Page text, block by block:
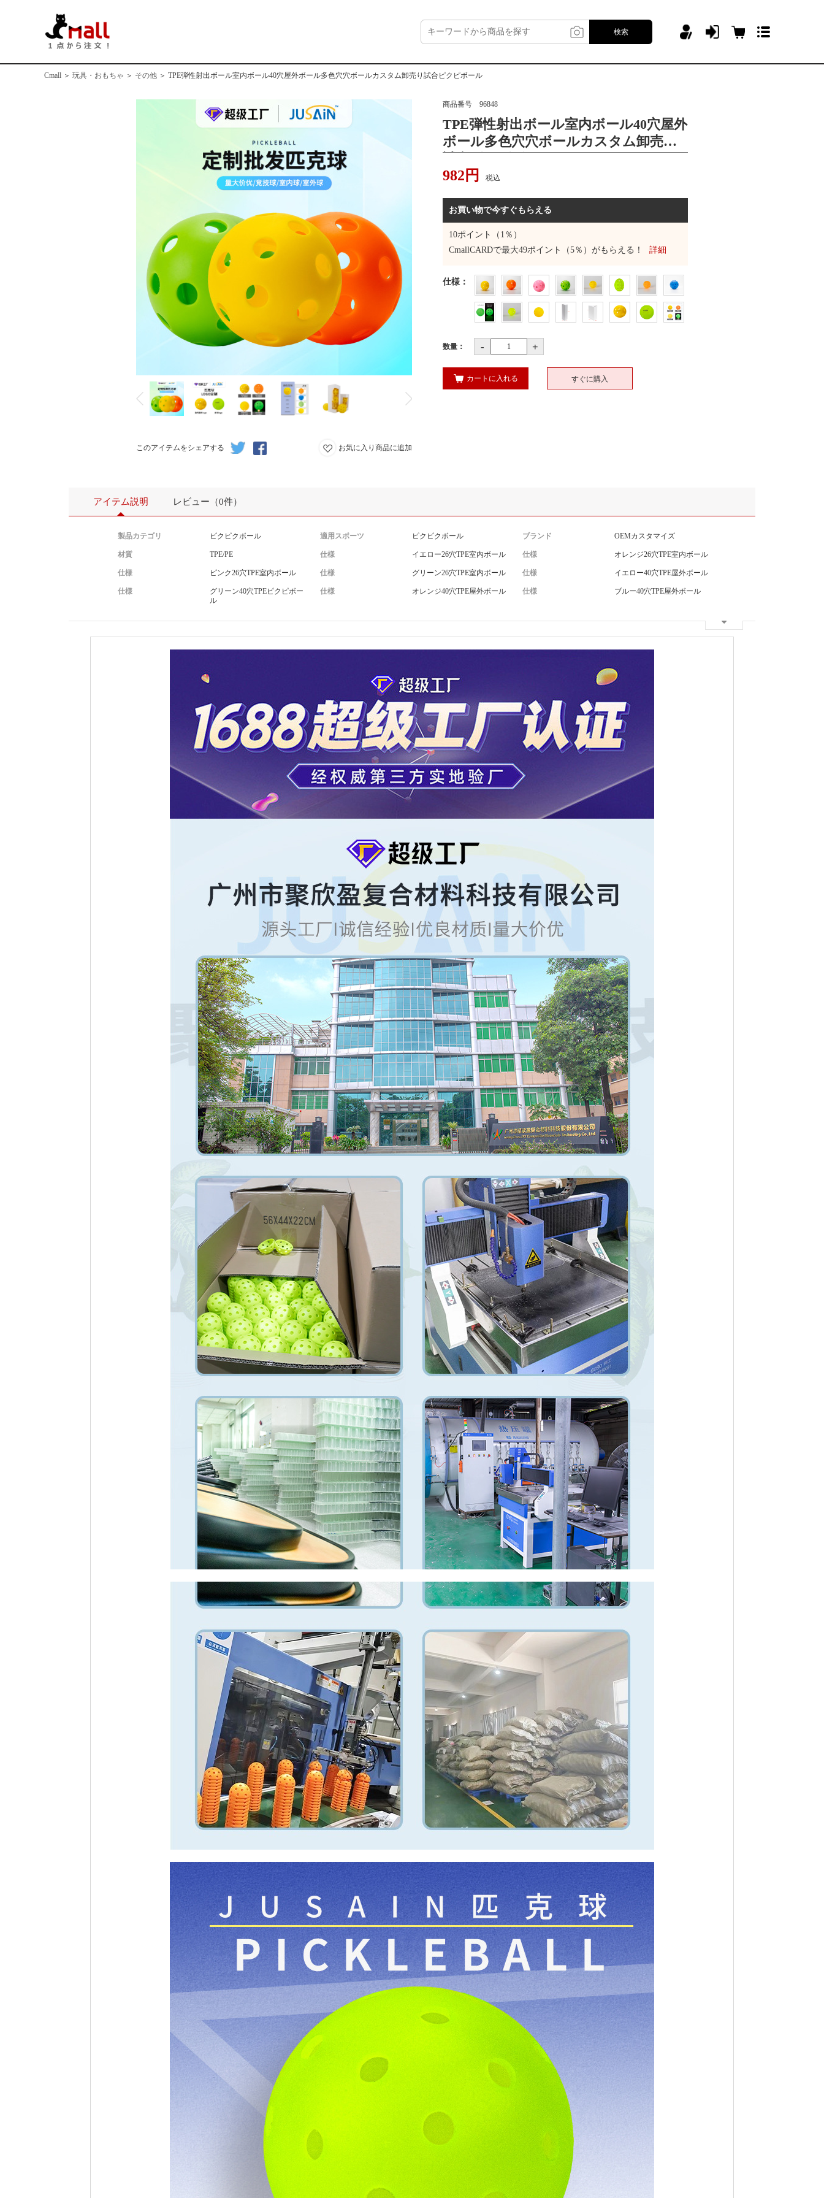
検索
Cmall ＞ 玩具・おもちゃ ＞ その他 ＞ TPE弾性射出ボール室内ボール40穴屋外ボール多色穴穴ボールカスタム卸売り試合ピクピボール
このアイテムをシェアする お気に入り商品に追加
商品番号 96848
TPE弾性射出ボール室内ボール40穴屋外
ボール多色穴穴ボールカスタム卸売り
982 円 税込
お買い物で今すぐもらえる
10ポイント（1％）
CmallCARDで最大49ポイント（5％）がもらえる！ 詳細
仕様 ：
数量： - +
カートに入れる すぐに購入
アイテム説明 レビュー（0件）
製品カテゴリ ピクピクボール 適用スポーツ ピクピクボール ブランド OEMカスタマイズ
材質 TPE/PE 仕様 イエロー26穴TPE室内ボール 仕様 オレンジ26穴TPE室内ボール
仕様 ピンク26穴TPE室内ボール 仕様 グリーン26穴TPE室内ボール 仕様 イエロー40穴TPE屋外ボール
仕様
グリーン40穴TPEピクピボー
ル
仕様 オレンジ40穴TPE屋外ボール 仕様 ブルー40穴TPE屋外ボール